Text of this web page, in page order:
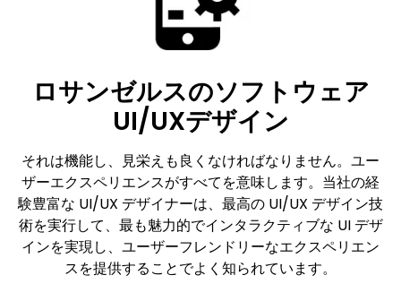
ロサンゼルスのソフトウェア
UI/UXデザイン
それは機能し、見栄えも良くなければなりません。ユー
ザーエクスペリエンスがすべてを意味します。当社の経
験豊富な UI/UX デザイナーは、最高の UI/UX デザイン技
術を実行して、最も魅力的でインタラクティブな UI デザ
インを実現し、ユーザーフレンドリーなエクスペリエン
スを提供することでよく知られています。